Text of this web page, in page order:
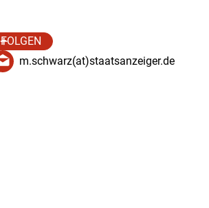
FOLGEN
m.schwarz(at)staatsanzeiger.de